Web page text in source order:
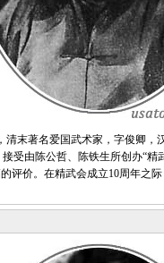
末著名爱国武术家，字俊卿，
受由陈公哲、陈铁生所创办“
评价。在精武会成立10周年之